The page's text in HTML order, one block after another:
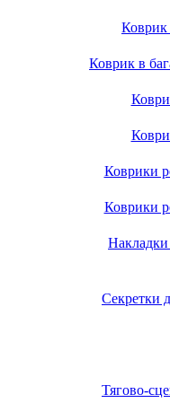
Коврик
Коврик в
Коврики
Коврики
Секретки
Тягово-